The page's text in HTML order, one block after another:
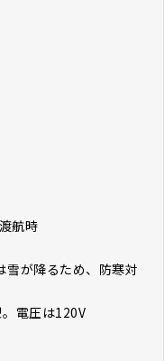
航時
雪が降るため、防寒対
電圧は120V